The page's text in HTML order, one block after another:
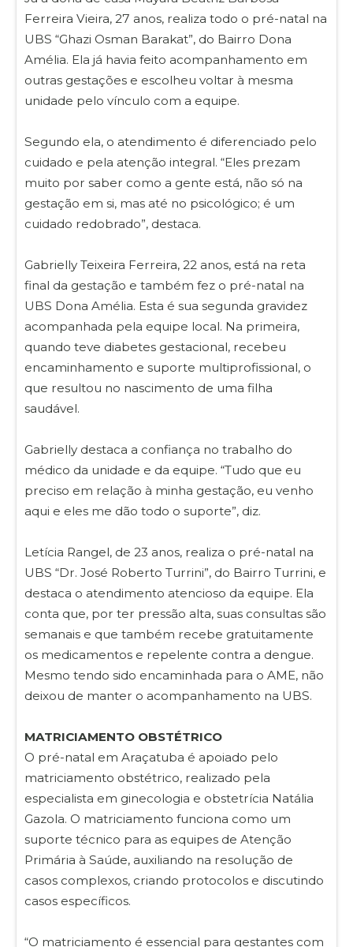
Ferreira Vieira, 27 anos, realiza todo o pré-natal na
UBS “Ghazi Osman Barakat”, do Bairro Dona
Amélia. Ela já havia feito acompanhamento em
outras gestações e escolheu voltar à mesma
unidade pelo vínculo com a equipe.
Segundo ela, o atendimento é diferenciado pelo
cuidado e pela atenção integral. “Eles prezam
muito por saber como a gente está, não só na
gestação em si, mas até no psicológico; é um
cuidado redobrado”, destaca.
Gabrielly Teixeira Ferreira, 22 anos, está na reta
final da gestação e também fez o pré-natal na
UBS Dona Amélia. Esta é sua segunda gravidez
acompanhada pela equipe local. Na primeira,
quando teve diabetes gestacional, recebeu
encaminhamento e suporte multiprofissional, o
que resultou no nascimento de uma filha
saudável.
Gabrielly destaca a confiança no trabalho do
médico da unidade e da equipe. “Tudo que eu
preciso em relação à minha gestação, eu venho
aqui e eles me dão todo o suporte”, diz.
Letícia Rangel, de 23 anos, realiza o pré-natal na
UBS “Dr. José Roberto Turrini”, do Bairro Turrini, e
destaca o atendimento atencioso da equipe. Ela
conta que, por ter pressão alta, suas consultas são
semanais e que também recebe gratuitamente
os medicamentos e repelente contra a dengue.
Mesmo tendo sido encaminhada para o AME, não
deixou de manter o acompanhamento na UBS.
MATRICIAMENTO OBSTÉTRICO
O pré-natal em Araçatuba é apoiado pelo
matriciamento obstétrico, realizado pela
especialista em ginecologia e obstetrícia Natália
Gazola. O matriciamento funciona como um
suporte técnico para as equipes de Atenção
Primária à Saúde, auxiliando na resolução de
casos complexos, criando protocolos e discutindo
casos específicos.
“O matriciamento é essencial para gestantes com